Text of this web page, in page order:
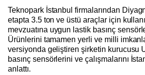
Teknopark İstanbul firmalarından
etapta 3.5 ton ve üstü araçlar için
mevzuatına uygun lastik basınç
Ürünlerini tamamen yerli ve milli
versiyonda geliştiren şirketin kurucusu
basınç sensörlerini ve çalışmalarını
anlattı.